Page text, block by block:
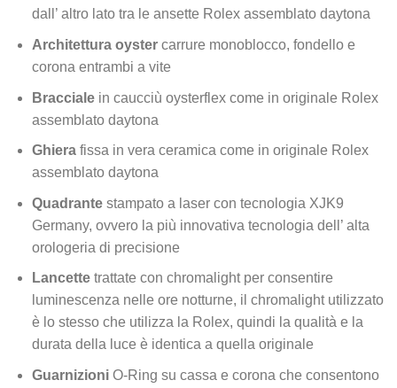
dall’ altro lato tra le ansette Rolex assemblato daytona
Architettura oyster carrure monoblocco, fondello e
corona entrambi a vite
Braccialein caucciù oysterflex come in originale Rolex
assemblato daytona
Ghierafissa in vera ceramica come in originale Rolex
assemblato daytona
Quadrantestampato a laser con tecnologia XJK9
Germany, ovvero la più innovativa tecnologia dell’ alta
orologeria di precisione
Lancettetrattate con chromalight per consentire
luminescenza nelle ore notturne, il chromalight utilizzato
è lo stesso che utilizza la Rolex, quindi la qualità e la
durata della luce è identica a quella originale
GuarnizioniO-Ring su cassa e corona che consentono